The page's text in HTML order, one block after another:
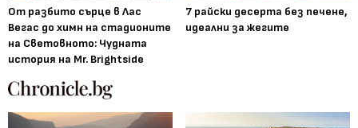
От разбито сърце в Лас
Вегас до химн на стадионите
на Световното: Чудната
история на Mr. Brightside
7 райски десерта без печене,
идеални за жегите